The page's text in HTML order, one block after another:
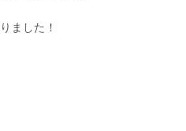
ました！